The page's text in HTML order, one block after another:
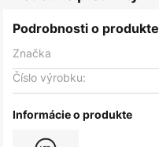
Podrobnosti o produkte
Značka
Číslo výrobku:
Informácie o produkte